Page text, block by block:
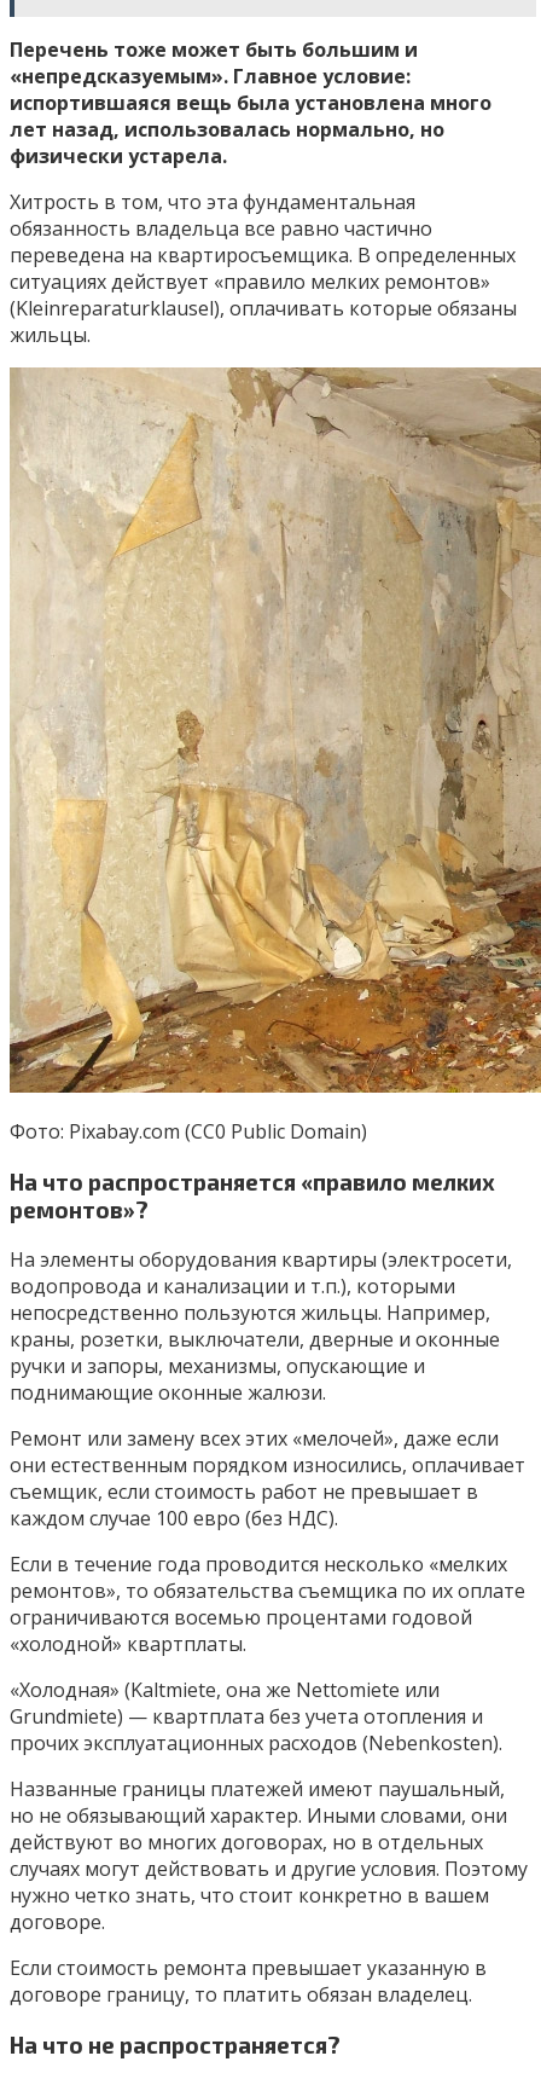
Перечень тоже может быть большим и
«непредсказуемым». Главное условие:
испортившаяся вещь была установлена много
лет назад, использовалась нормально, но
физически устарела.
Хитрость в том, что эта фундаментальная
обязанность владельца все равно частично
переведена на квартиросъемщика. В определенных
ситуациях действует «правило мелких ремонтов»
(Kleinreparaturklausel), оплачивать которые обязаны
жильцы.
Фото: Pixabay.com (CC0 Public Domain)
На что распространяется «правило мелких
ремонтов»?
На элементы оборудования квартиры (электросети,
водопровода и канализации и т.п.), которыми
непосредственно пользуются жильцы. Например,
краны, розетки, выключатели, дверные и оконные
ручки и запоры, механизмы, опускающие и
поднимающие оконные жалюзи.
Ремонт или замену всех этих «мелочей», даже если
они естественным порядком износились, оплачивает
съемщик, если стоимость работ не превышает в
каждом случае 100 евро (без НДС).
Если в течение года проводится несколько «мелких
ремонтов», то обязательства съемщика по их оплате
ограничиваются восемью процентами годовой
«холодной» квартплаты.
«Холодная» (Kaltmiete, она же Nettomiete или
Grundmiete) — квартплата без учета отопления и
прочих эксплуатационных расходов (Nebenkosten).
Названные границы платежей имеют паушальный,
но не обязывающий характер. Иными словами, они
действуют во многих договорах, но в отдельных
случаях могут действовать и другие условия. Поэтому
нужно четко знать, что стоит конкретно в вашем
договоре.
Если стоимость ремонта превышает указанную в
договоре границу, то платить обязан владелец.
На что не распространяется?